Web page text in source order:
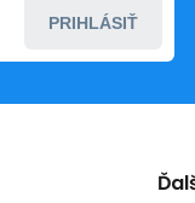
PRIHLÁSIŤ